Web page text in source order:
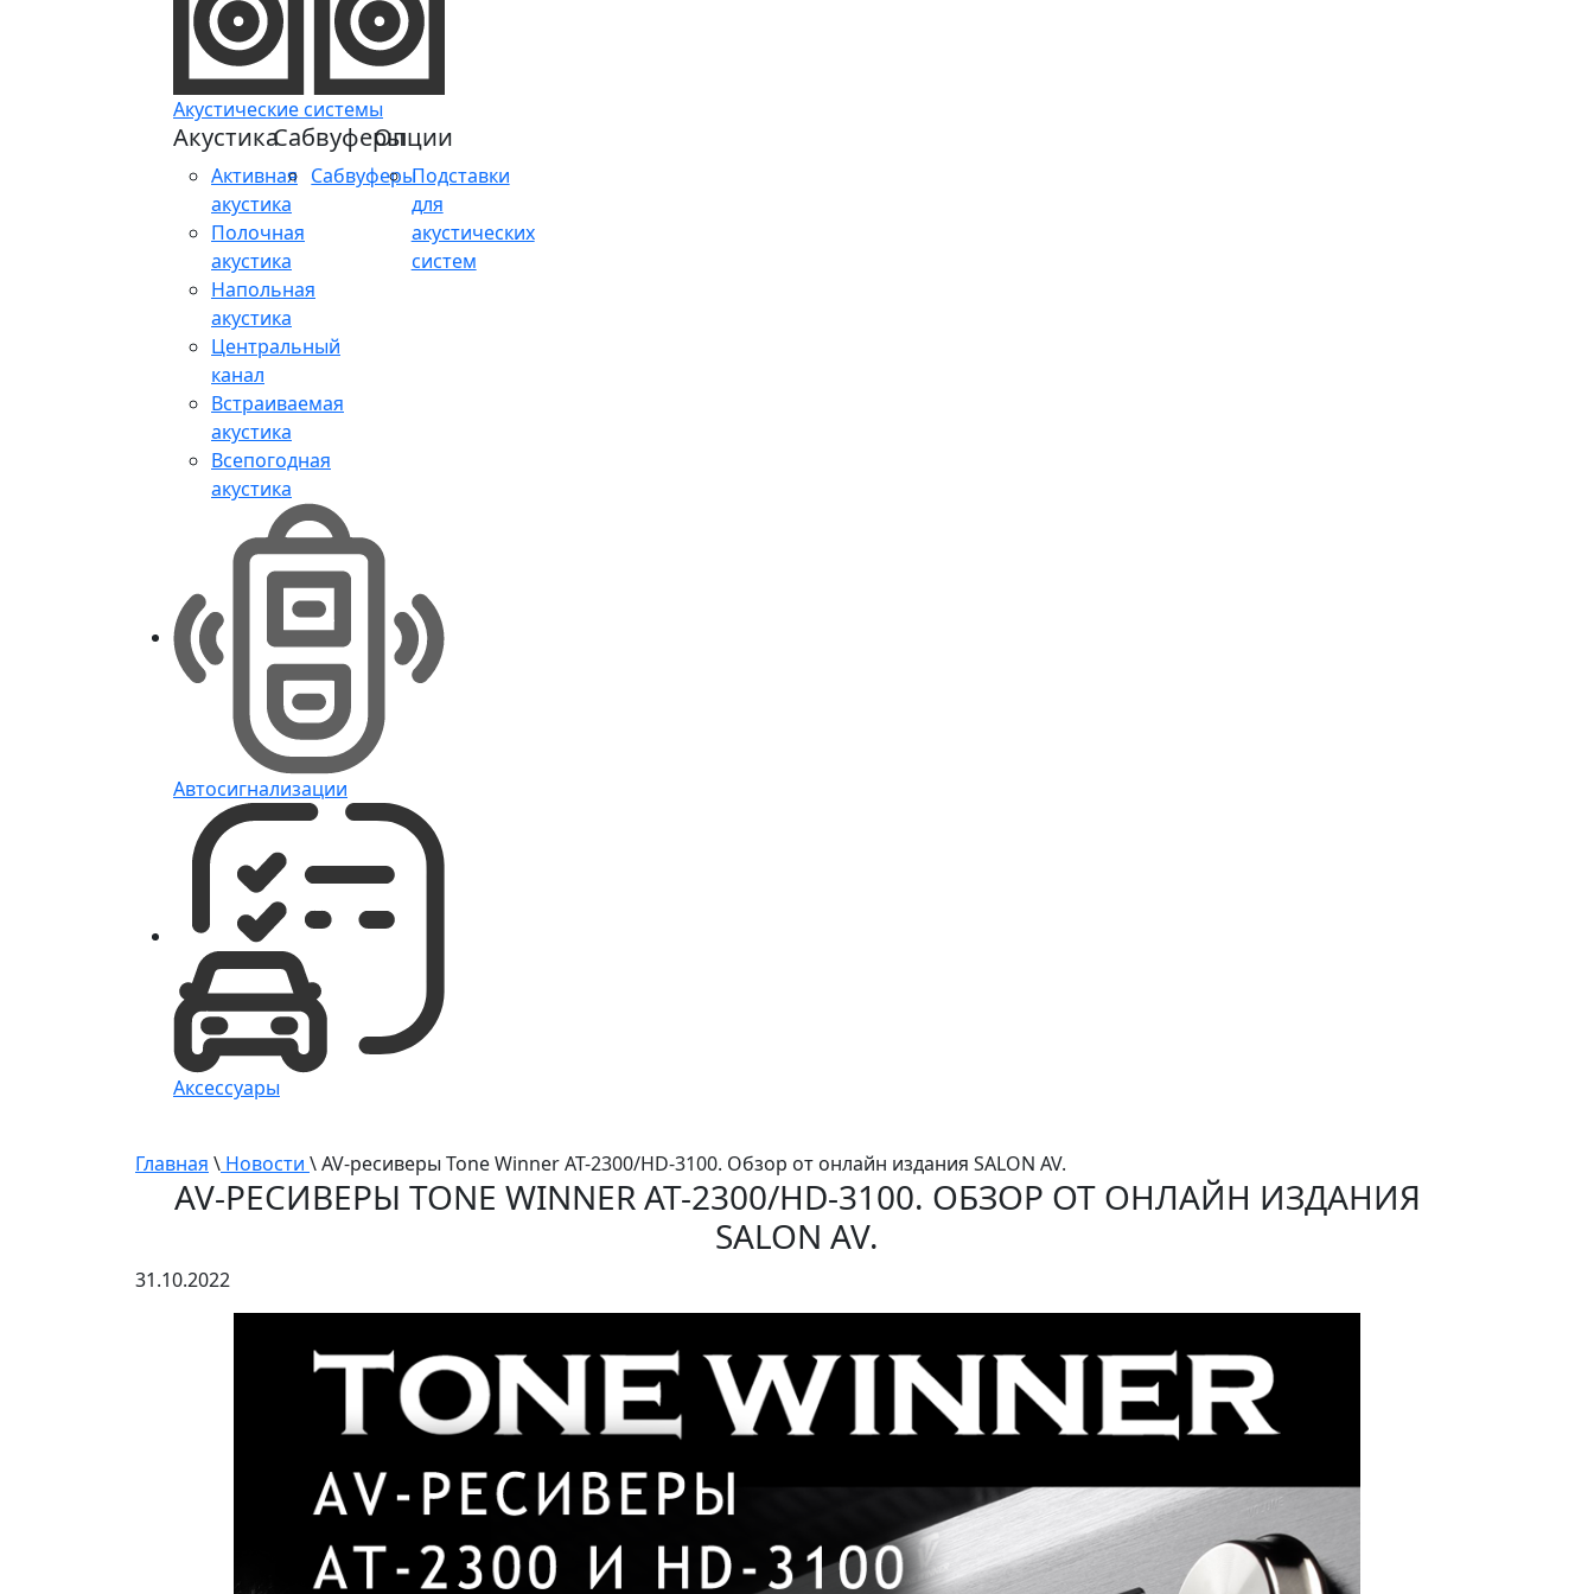
Акустические системы
Акустика
Активная
акустика
Полочная
акустика
Напольная
акустика
Центральный
канал
Встраиваемая
акустика
Всепогодная
акустика
Сабвуферы
Сабвуферы
Опции
Подставки
для
акустических
систем
Автосигнализации
Аксессуары
Главная \ Новости \ AV-ресиверы Tone Winner AT-2300/HD-3100. Обзор от онлайн издания SALON AV.
AV-РЕСИВЕРЫ TONE WINNER AT-2300/HD-3100. ОБЗОР ОТ ОНЛАЙН ИЗДАНИЯ
SALON AV.
31.10.2022